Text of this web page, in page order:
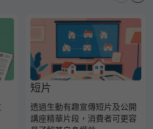
短片
透過生動有趣宣傳短片及公開
講座精華片段，消費者可更容